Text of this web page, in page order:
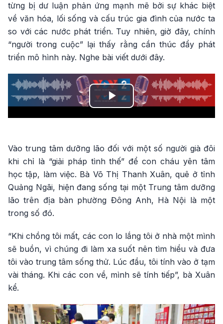
từng bị dư luận phản ứng mạnh mẽ bởi sự khác biệt
về văn hóa, lối sống và cấu trúc gia đình của nước ta
so với các nước phát triển. Tuy nhiên, giờ đây, chính
“người trong cuộc” lại thấy rằng cần thúc đẩy phát
triển mô hình này. Nghe bài viết dưới đây.
Play
Vào trung tâm dưỡng lão đối với một số người già đôi
khi chỉ là “giải pháp tình thế” để con cháu yên tâm
học tập, làm việc. Bà Võ Thị Thanh Xuân, quê ở tỉnh
Quảng Ngãi, hiện đang sống tại một Trung tâm dưỡng
lão trên địa bàn phường Đông Anh, Hà Nội là một
trong số đó.
“Khi chồng tôi mất, các con lo lắng tôi ở nhà một mình
sẽ buồn, vì chúng đi làm xa suốt nên tìm hiểu và đưa
tôi vào trung tâm sống thử. Lúc đầu, tôi tính vào ở tạm
vài tháng. Khi các con về, mình sẽ tính tiếp”, bà Xuân
kể.